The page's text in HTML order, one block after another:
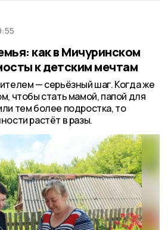
как в Мичуринском
к детским мечтам
— серьёзный шаг. Когда же
чтобы стать мамой, папой для
тем более подростка, то
растёт в разы.